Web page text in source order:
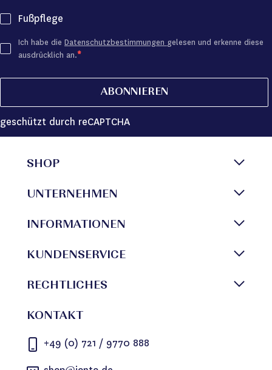
Fußpflege
Ich habe die Datenschutzbestimmungen gelesen und erkenne diese
ausdrücklich an.
ABONNIEREN
geschützt durch reCAPTCHA
SHOP
UNTERNEHMEN
INFORMATIONEN
KUNDENSERVICE
RECHTLICHES
KONTAKT
+49 (0) 721 / 9770 888